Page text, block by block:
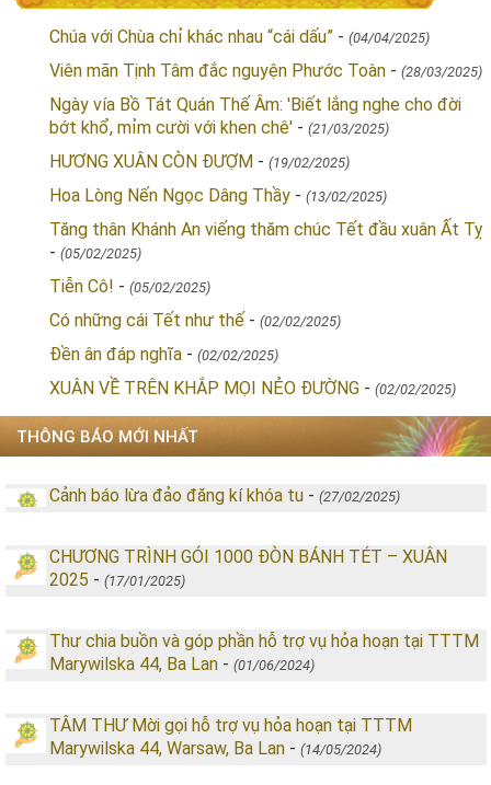
Chúa với Chùa chỉ khác nhau “cái dấu” - (04/04/2025)
Viên mãn Tịnh Tâm đắc nguyện Phước Toàn - (28/03/2025)
Ngày vía Bồ Tát Quán Thế Âm: 'Biết lắng nghe cho đời
bớt khổ, mỉm cười với khen chê' - (21/03/2025)
HƯƠNG XUÂN CÒN ĐƯỢM - (19/02/2025)
Hoa Lòng Nến Ngọc Dâng Thầy - (13/02/2025)
Tăng thân Khánh An viếng thăm chúc Tết đầu xuân Ất Tỵ
- (05/02/2025)
Tiễn Cô! - (05/02/2025)
Có những cái Tết như thế - (02/02/2025)
Đền ân đáp nghĩa - (02/02/2025)
XUÂN VỀ TRÊN KHẮP MỌI NẺO ĐƯỜNG - (02/02/2025)
THÔNG BÁO MỚI NHẤT
Cảnh báo lừa đảo đăng kí khóa tu - (27/02/2025)
CHƯƠNG TRÌNH GÓI 1000 ĐÒN BÁNH TÉT – XUÂN
2025 - (17/01/2025)
Thư chia buồn và góp phần hỗ trợ vụ hỏa hoạn tại TTTM
Marywilska 44, Ba Lan - (01/06/2024)
TÂM THƯ Mời gọi hỗ trợ vụ hỏa hoạn tại TTTM
Marywilska 44, Warsaw, Ba Lan - (14/05/2024)